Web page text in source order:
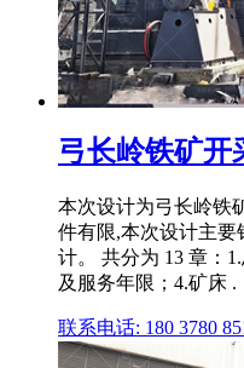
弓长岭铁矿开
本次设计为弓长岭铁
件有限,本次设计主
计。 共分为 13 章：
及服务年限；4.矿床 .
联系电话: 180 3780